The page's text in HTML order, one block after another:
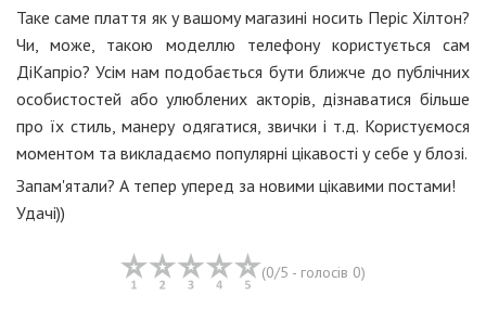
Таке саме плаття як у вашому магазині носить Періс Хілтон?
Чи, може, такою моделлю телефону користується сам
ДіКапріо? Усім нам подобається бути ближче до публічних
особистостей або улюблених акторів, дізнаватися більше
про їх стиль, манеру одягатися, звички і т.д. Користуємося
моментом та викладаємо популярні цікавості у себе у блозі.
Запам'ятали? А тепер уперед за новими цікавими постами!
Удачі))
(0/5 - голосів 0)